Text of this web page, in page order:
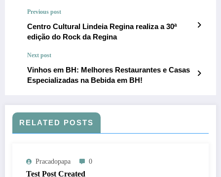
Previous post
Centro Cultural Lindeia Regina realiza a 30ª
edição do Rock da Regina
Next post
Vinhos em BH: Melhores Restaurantes e Casas
Especializadas na Bebida em BH!
RELATED POSTS
Pracadopapa 0
Test Post Created